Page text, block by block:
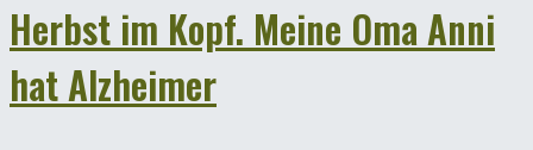
Herbst im Kopf. Meine Oma Anni
hat Alzheimer